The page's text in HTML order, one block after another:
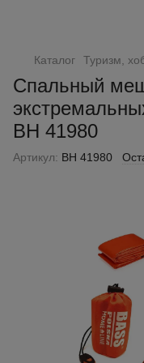
Каталог Туризм,
Спальный
BH 41980
Артикул: BH 41980